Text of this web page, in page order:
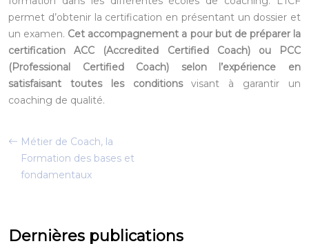
permet d’obtenir la certification en présentant un dossier et
un examen. Cet accompagnement a pour but de préparer la
certification ACC (Accredited Certified Coach) ou PCC
(Professional Certified Coach) selon l’expérience en
satisfaisant toutes les conditionsvisant à garantir un
coaching de qualité.
Métier de Coach, la
Formation des bases et
fondamentaux
Dernières publications